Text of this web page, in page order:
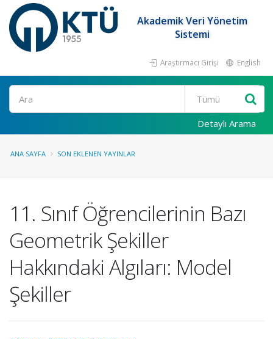
Akademik Veri Yönetim
Sistemi
Araştırmacı Girişi English
Ara
Detaylı Arama
ANA SAYFA SON EKLENEN YAYINLAR
11. Sınıf Öğrencilerinin Bazı
Geometrik Şekiller
Hakkındaki Algıları: Model
Şekiller